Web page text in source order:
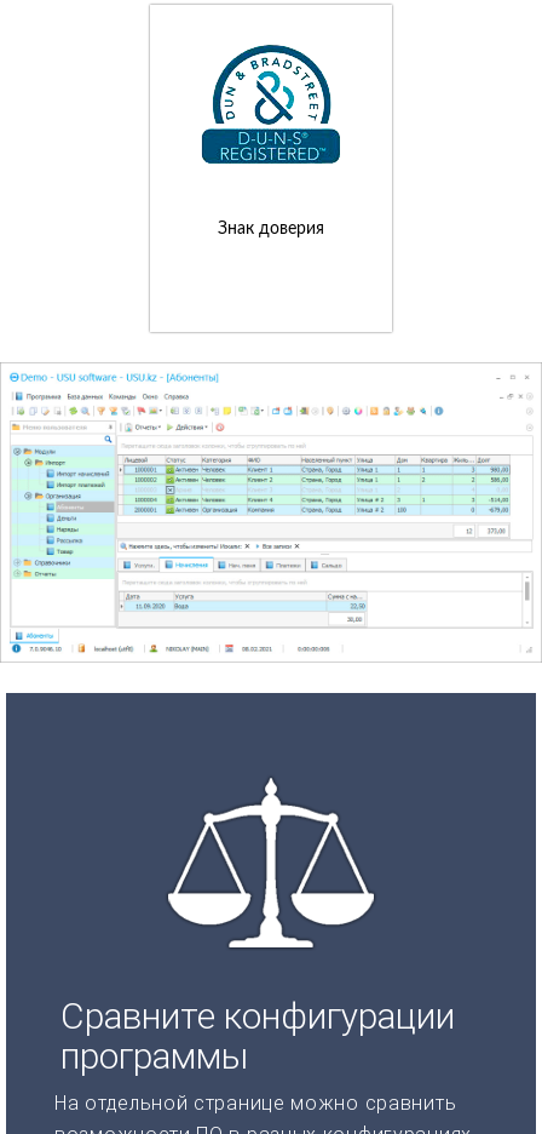
Знак доверия
Сравните конфигурации
программы
На отдельной странице можно сравнить